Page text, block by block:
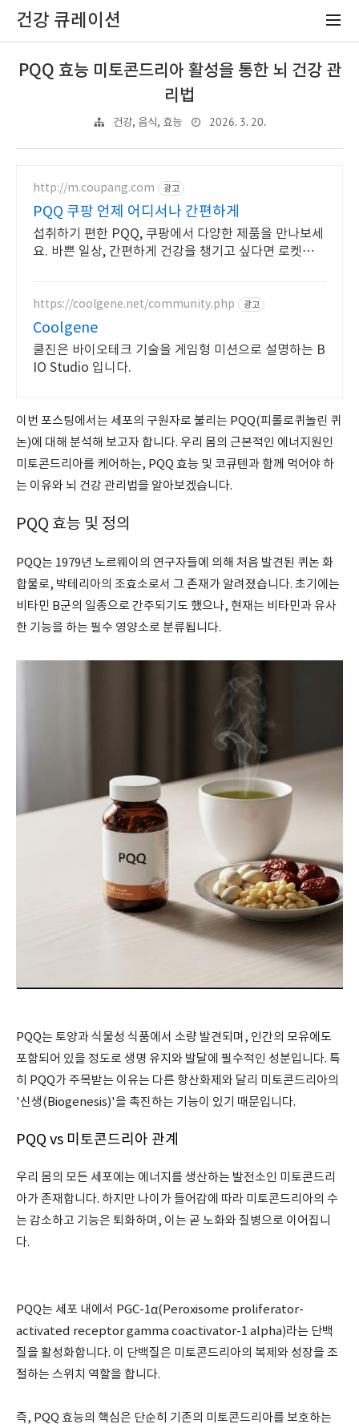
건강 큐레이션
PQQ 효능 미토콘드리아 활성을 통한 뇌 건강 관
리법
건강, 음식, 효능 2026. 3. 20.
http://m.coupang.com 광고
PQQ 쿠팡 언제 어디서나 간편하게
섭취하기 편한 PQQ, 쿠팡에서 다양한 제품을 만나보세
요. 바쁜 일상, 간편하게 건강을 챙기고 싶다면 로켓배송
https://coolgene.net/community.php 광고
Coolgene
쿨진은 바이오테크 기술을 게임형 미션으로 설명하는 B
IO Studio 입니다.
이번 포스팅에서는 세포의 구원자로 불리는 PQQ(피롤로퀴놀린 퀴
논)에 대해 분석해 보고자 합니다. 우리 몸의 근본적인 에너지원인
미토콘드리아를 케어하는, PQQ 효능 및 코큐텐과 함께 먹어야 하
는 이유와 뇌 건강 관리법을 알아보겠습니다.
PQQ 효능 및 정의
PQQ는 1979년 노르웨이의 연구자들에 의해 처음 발견된 퀴논 화
합물로, 박테리아의 조효소로서 그 존재가 알려졌습니다. 초기에는
비타민 B군의 일종으로 간주되기도 했으나, 현재는 비타민과 유사
한 기능을 하는 필수 영양소로 분류됩니다.
PQQ는 토양과 식물성 식품에서 소량 발견되며, 인간의 모유에도
포함되어 있을 정도로 생명 유지와 발달에 필수적인 성분입니다. 특
히 PQQ가 주목받는 이유는 다른 항산화제와 달리 미토콘드리아의
'신생(Biogenesis)'을 촉진하는 기능이 있기 때문입니다.
PQQ vs 미토콘드리아 관계
우리 몸의 모든 세포에는 에너지를 생산하는 발전소인 미토콘드리
아가 존재합니다. 하지만 나이가 들어감에 따라 미토콘드리아의 수
는 감소하고 기능은 퇴화하며, 이는 곧 노화와 질병으로 이어집니
다.
PQQ는 세포 내에서 PGC-1α(Peroxisome proliferator-
activated receptor gamma coactivator-1 alpha)라는 단백
질을 활성화합니다. 이 단백질은 미토콘드리아의 복제와 성장을 조
절하는 스위치 역할을 합니다.
즉, PQQ 효능의 핵심은 단순히 기존의 미토콘드리아를 보호하는